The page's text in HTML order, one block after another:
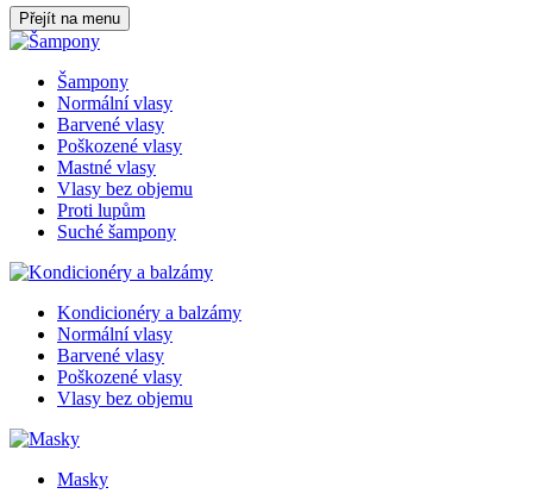
Přejít na menu
Šampony
Normální vlasy
Barvené vlasy
Poškozené vlasy
Mastné vlasy
Vlasy bez objemu
Proti lupům
Suché šampony
Kondicionéry a balzámy
Normální vlasy
Barvené vlasy
Poškozené vlasy
Vlasy bez objemu
Masky